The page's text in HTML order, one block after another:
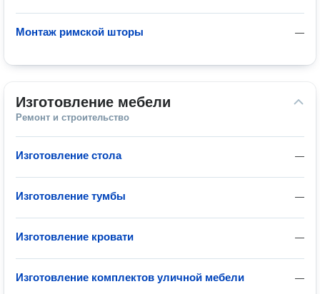
—
Монтаж римской шторы
Изготовление мебели
Ремонт и строительство
—
Изготовление стола
—
Изготовление тумбы
—
Изготовление кровати
—
Изготовление комплектов уличной мебели